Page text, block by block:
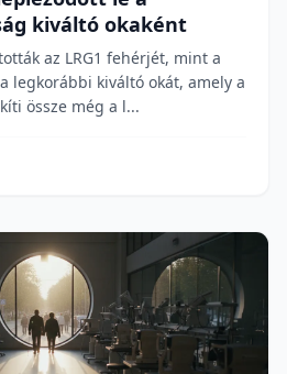
kiváltó okaként
az LRG1 fehérjét, mint a
legkorábbi kiváltó okát, amely a
össze még a l...